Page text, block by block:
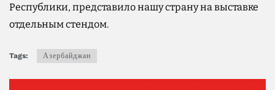
Республики, представило нашу страну на выставке
отдельным стендом.
Tags: Азербайджан